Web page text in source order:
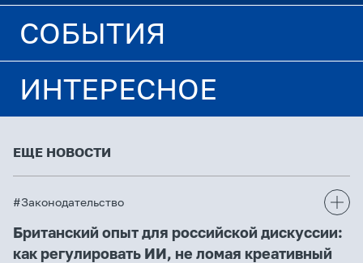
СОБЫТИЯ
ИНТЕРЕСНОЕ
ЕЩЕ НОВОСТИ
#Законодательство
Британский опыт для российской дискуссии:
как регулировать ИИ, не ломая креативный